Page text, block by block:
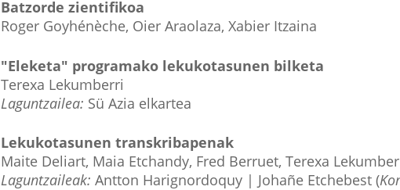
Batzorde zientifikoa
Roger Goyhénèche, Oier Araolaza, Xabier Itzaina
"Eleketa" programako lekukotasunen bilketa
Terexa Lekumberri
Laguntzailea: Sü Azia elkartea
Lekukotasunen transkribapenak
Maite Deliart, Maia Etchandy, Fred Berruet, Terexa
Laguntzaileak: Antton Harignordoquy | Johañe Etchebest (